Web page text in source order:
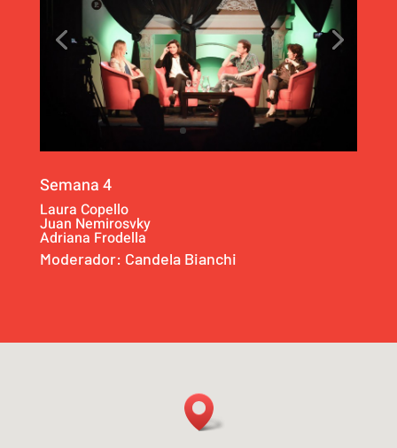
Semana 4
Laura Copello
Juan Nemirosvky
Adriana Frodella
Moderador: Candela Bianchi